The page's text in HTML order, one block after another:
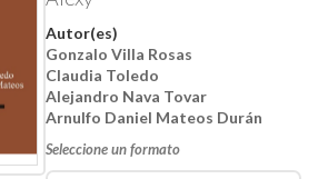
Autor(es)
Gonzalo Villa Rosas
Claudia Toledo
Alejandro Nava Tovar
Arnulfo Daniel Mateos Durán
Seleccione un formato